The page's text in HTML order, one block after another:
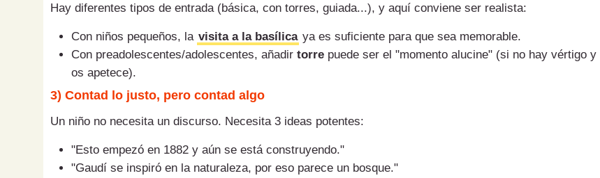
Hay diferentes tipos de entrada (básica, con torres, guiada...), y aquí conviene ser realista:
Con niños pequeños, la visita a la basílica ya es suficiente para que sea memorable.
Con preadolescentes/adolescentes, añadir torre puede ser el "momento alucine" (si no hay vértigo y
os apetece).
3) Contad lo justo, pero contad algo
Un niño no necesita un discurso. Necesita 3 ideas potentes:
"Esto empezó en 1882 y aún se está construyendo."
"Gaudí se inspiró en la naturaleza, por eso parece un bosque."